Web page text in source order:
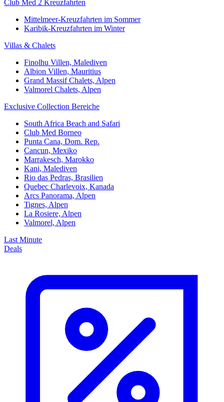
Club Med 2 Kreuzfahrten
Mittelmeer-Kreuzfahrten im Sommer
Karibik-Kreuzfahrten im Winter
Villas & Chalets
Finolhu Villen, Malediven
Albion Villen, Mauritius
Grand Massif Chalets, Alpen
Valmorel Chalets, Alpen
Exclusive Collection Bereiche
South Africa Beach and Safari
Club Med Borneo
Punta Cana, Dom. Rep.
Cancun, Mexiko
Marrakesch, Marokko
Kani, Malediven
Rio das Pedras, Brasilien
Quebec Charlevoix, Kanada
Arcs Panorama, Alpen
Tignes, Alpen
La Rosiere, Alpen
Valmorel, Alpen
Last Minute
Deals